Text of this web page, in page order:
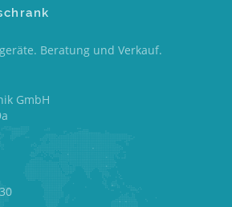
Beratung und Verkauf.
GmbH